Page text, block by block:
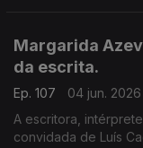
Margarida
da escrita.
Ep. 107
04 jun. 2026
A escritora,
convidada de Luís